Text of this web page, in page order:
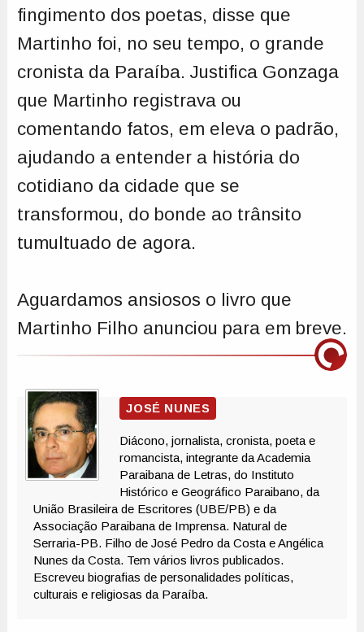
fingimento dos poetas, disse que
Martinho foi, no seu tempo, o grande
cronista da Paraíba. Justifica Gonzaga
que Martinho registrava ou
comentando fatos, em eleva o padrão,
ajudando a entender a história do
cotidiano da cidade que se
transformou, do bonde ao trânsito
tumultuado de agora.
Aguardamos ansiosos o livro que
Martinho Filho anunciou para em breve.